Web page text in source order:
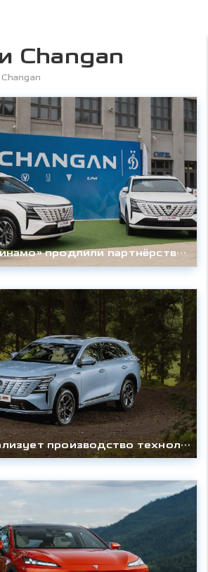
Changan
CHANGAN и «Динамо» продлили партнёрство до конца сезона 2027/28гг.
CHANGAN локализует производство технологичного кроссовера CS75PLUS AWD в России и снижает цену